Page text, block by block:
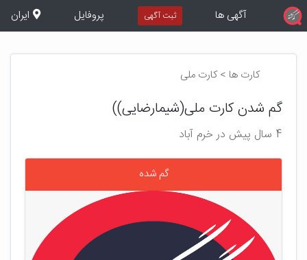
آگهی ها ثبت آگهی پروفایل ایران
کارت ها > کارت ملی
گم شدن کارت ملی(شیمارضایی))
4 سال پیش در خرم آباد
گم شده